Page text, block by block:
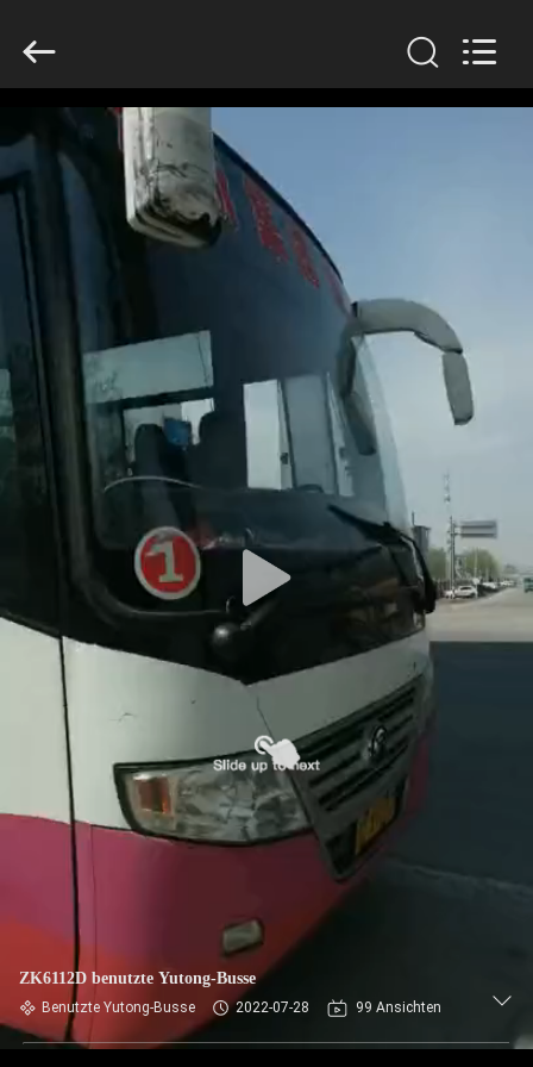
HAUS
PRODUKTE
ÜBER
UNS
FABRIK-
AUSFLUG
QUALITÄTSKONTROLLE
TRETEN
SIE
MIT
UNS
VERBINDUNG
FORDERN
SIE EIN
ZITAT
SITEMAP
LTD..
Rights
ZK6112D benutzte Yutong-Busse
Benutzte Yutong-Busse 2022-07-28 99 Ansichten